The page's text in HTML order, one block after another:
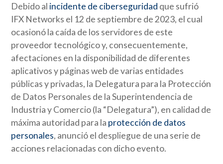
Debido al incidente de ciberseguridad que sufrió
IFX Networks el 12 de septiembre de 2023, el cual
ocasionó la caída de los servidores de este
proveedor tecnológico y, consecuentemente,
afectaciones en la disponibilidad de diferentes
aplicativos y páginas web de varias entidades
públicas y privadas, la Delegatura para la Protección
de Datos Personales de la Superintendencia de
Industria y Comercio (la “Delegatura”), en calidad de
máxima autoridad para la protección de datos
personales, anunció el despliegue de una serie de
acciones relacionadas con dicho evento.